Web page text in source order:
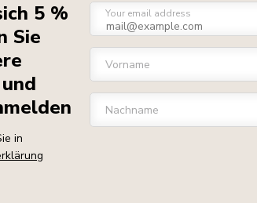
5 %
Sie
in
Your email address
Vorname
Nachname